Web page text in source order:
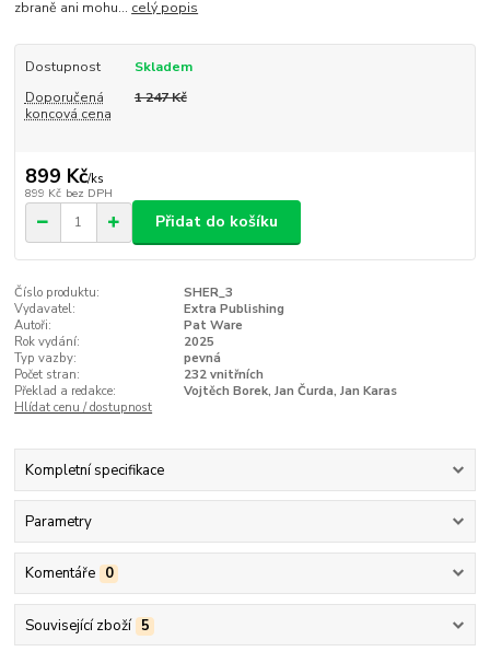
zbraně ani mohu... celý popis
Dostupnost
Skladem
Doporučená
koncová cena
1 247 Kč
899 Kč/ks
899 Kč bez DPH
Přidat do košíku
Číslo produktu:
SHER_3
Vydavatel:
Extra Publishing
Autoři:
Pat Ware
Rok vydání:
2025
Typ vazby:
pevná
Počet stran:
232 vnitřních
Překlad a redakce:
Vojtěch Borek, Jan Čurda, Jan Karas
Hlídat cenu / dostupnost
Kompletní specifikace
Parametry
Komentáře 0
Související zboží 5